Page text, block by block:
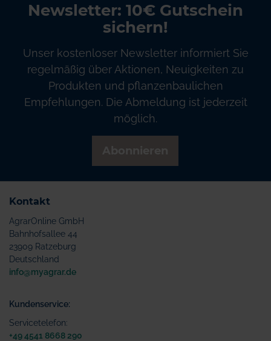
Newsletter: 10€ Gutschein
sichern!
Unser kostenloser Newsletter informiert Sie
regelmäßig über Aktionen, Neuigkeiten zu
Produkten und pflanzenbaulichen
Empfehlungen. Die Abmeldung ist jederzeit
möglich.
Kontakt
AgrarOnline GmbH
Bahnhofsallee 44
23909 Ratzeburg
Deutschland
info@myagrar.de
Kundenservice:
Servicetelefon:
+49 4541 8668 290